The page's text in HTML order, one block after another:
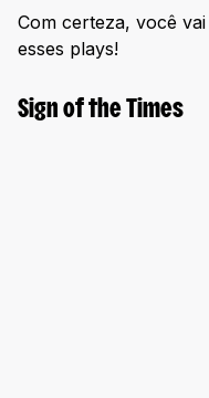
Com certeza, você
esses plays!
Sign of the Times